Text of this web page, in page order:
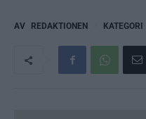
AV REDAKTIONEN KATEGORI